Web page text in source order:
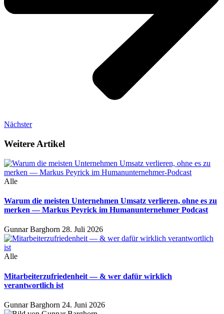
Nächster
Weitere Artikel
Alle
Warum die meisten Unternehmen Umsatz verlieren, ohne es zu
merken — Markus Peyrick im Humanunternehmer Podcast
Gunnar Barghorn 28. Juli 2026
Alle
Mitarbeiterzufriedenheit — & wer dafür wirklich
verantwortlich ist
Gunnar Barghorn 24. Juni 2026